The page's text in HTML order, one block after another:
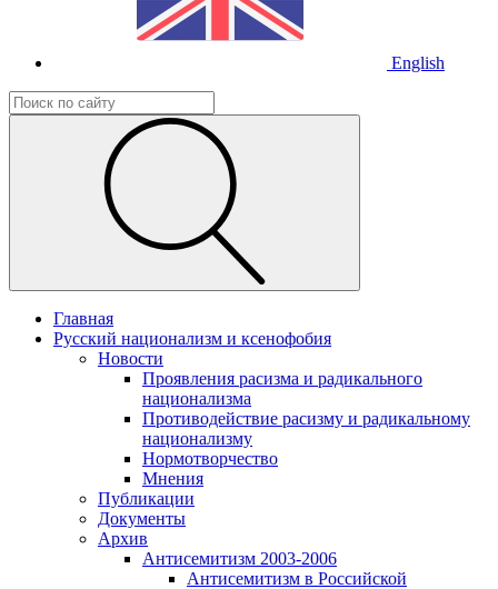
English
Главная
Русский национализм и ксенофобия
Новости
Проявления расизма и радикального
национализма
Противодействие расизму и радикальному
национализму
Нормотворчество
Мнения
Публикации
Документы
Архив
Антисемитизм 2003-2006
Антисемитизм в Российской